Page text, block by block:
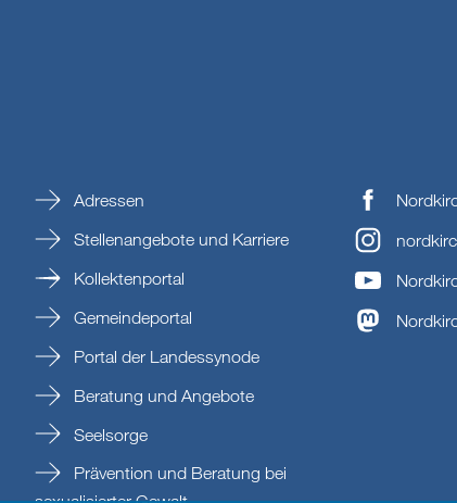
Adressen
Stellenangebote und Karriere
Kollektenportal
Gemeindeportal
Portal der Landessynode
Beratung und Angebote
Seelsorge
Prävention und Beratung bei